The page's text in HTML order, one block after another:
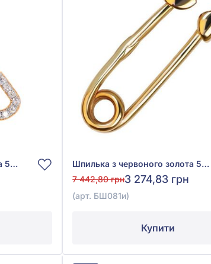
Шпилька з червоного золота 585° з фіанітом/куб.цирконієм, арт. 360098
Шпилька з червоного золота 585° без вставки, арт. БШ081и
7 442,80 грн3 274,83 грн
(арт. БШ081и)
Купити